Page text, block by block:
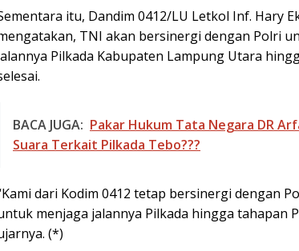
itu, Dandim 0412/LU Letkol Inf. Hary
TNI akan bersinergi dengan Polri
Pilkada Kabupaten Lampung Utara
BACA JUGA: Pakar Hukum Tata Negara DR
Suara Terkait Pilkada Tebo???
dari Kodim 0412 tetap bersinergi dengan
menjaga jalannya Pilkada hingga tahapan
(*)